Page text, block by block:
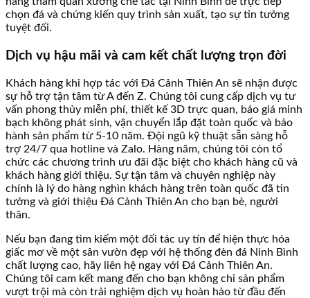
chọn đá và chứng kiến quy trình sản xuất, tạo sự tin tưởng
tuyệt đối.
Dịch vụ hậu mãi và cam kết chất lượng trọn đời
Khách hàng khi hợp tác với Đá Cảnh Thiên An sẽ nhận được
sự hỗ trợ tận tâm từ A đến Z. Chúng tôi cung cấp dịch vụ tư
vấn phong thủy miễn phí, thiết kế 3D trực quan, báo giá minh
bạch không phát sinh, vận chuyển lắp đặt toàn quốc và bảo
hành sản phẩm từ 5-10 năm. Đội ngũ kỹ thuật sẵn sàng hỗ
trợ 24/7 qua hotline và Zalo. Hàng năm, chúng tôi còn tổ
chức các chương trình ưu đãi đặc biệt cho khách hàng cũ và
khách hàng giới thiệu. Sự tận tâm và chuyên nghiệp này
chính là lý do hàng nghìn khách hàng trên toàn quốc đã tin
tưởng và giới thiệu Đá Cảnh Thiên An cho bạn bè, người
thân.
Nếu bạn đang tìm kiếm một đối tác uy tín để hiện thực hóa
giấc mơ về một sân vườn đẹp với hệ thống đèn đá Ninh Bình
chất lượng cao, hãy liên hệ ngay với Đá Cảnh Thiên An.
Chúng tôi cam kết mang đến cho bạn không chỉ sản phẩm
vượt trội mà còn trải nghiệm dịch vụ hoàn hảo từ đầu đến